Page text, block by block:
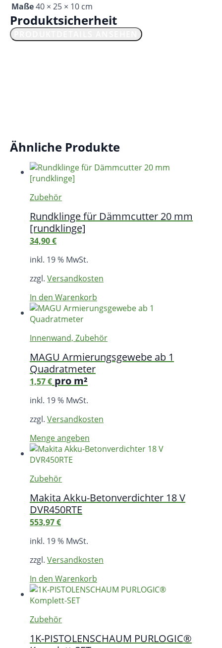
Maße40 × 25 × 10 cm
Produktsicherheit
Ähnliche Produkte
Zubehör
Rundklinge für Dämmcutter 20 mm
[rundklinge]
34,90€
inkl. 19 % MwSt.
zzgl. Versandkosten
In den Warenkorb
Innenwand, Zubehör
MAGU Armierungsgewebe ab 1
Quadratmeter
1,57€ pro m²
inkl. 19 % MwSt.
zzgl. Versandkosten
Menge angeben
Zubehör
Makita Akku-Betonverdichter 18 V
DVR450RTE
553,97€
inkl. 19 % MwSt.
zzgl. Versandkosten
In den Warenkorb
Zubehör
1K-PISTOLENSCHAUM PURLOGIC®